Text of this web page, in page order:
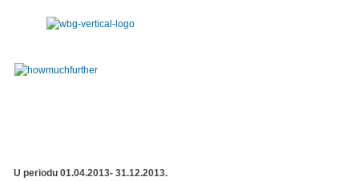
U periodu 01.04.2013- 31.12.2013.